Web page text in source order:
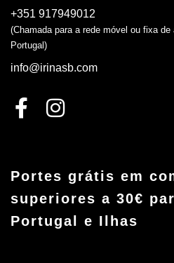
+351 917949012
(Chamada para a rede móvel ou fixa
Portugal)
info@irinasb.com
Portes grátis em
superiores a 30€
Portugal e Ilhas